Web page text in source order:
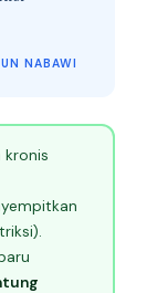
NABAWI
kronis